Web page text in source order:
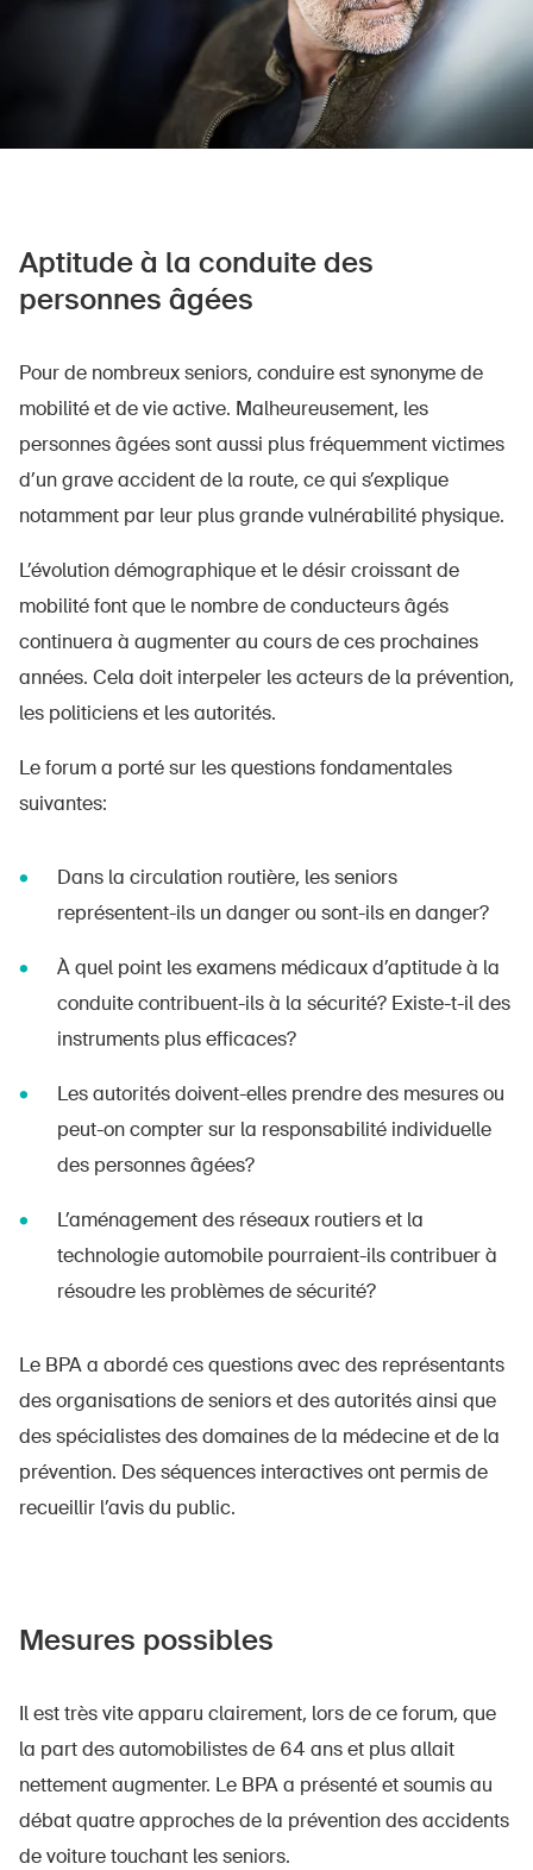
Aptitude à la conduite des
personnes âgées
Pour de nombreux seniors, conduire est synonyme de
mobilité et de vie active. Malheureusement, les
personnes âgées sont aussi plus fréquemment victimes
d’un grave accident de la route, ce qui s’explique
notamment par leur plus grande vulnérabilité physique.
L’évolution démographique et le désir croissant de
mobilité font que le nombre de conducteurs âgés
continuera à augmenter au cours de ces prochaines
années. Cela doit interpeler les acteurs de la prévention,
les politiciens et les autorités.
Le forum a porté sur les questions fondamentales
suivantes:
Dans la circulation routière, les seniors
représentent-ils un danger ou sont-ils en danger?
À quel point les examens médicaux d’aptitude à la
conduite contribuent-ils à la sécurité? Existe-t-il des
instruments plus efficaces?
Les autorités doivent-elles prendre des mesures ou
peut-on compter sur la responsabilité individuelle
des personnes âgées?
L’aménagement des réseaux routiers et la
technologie automobile pourraient-ils contribuer à
résoudre les problèmes de sécurité?
Le BPA a abordé ces questions avec des représentants
des organisations de seniors et des autorités ainsi que
des spécialistes des domaines de la médecine et de la
prévention. Des séquences interactives ont permis de
recueillir l’avis du public.
Mesures possibles
Il est très vite apparu clairement, lors de ce forum, que
la part des automobilistes de 64 ans et plus allait
nettement augmenter. Le BPA a présenté et soumis au
débat quatre approches de la prévention des accidents
de voiture touchant les seniors.